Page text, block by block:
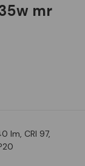
mr
lm, CRI 97,